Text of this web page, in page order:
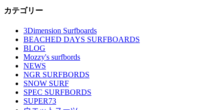
カテゴリー
3Dimension Surfboards
BEACHED DAYS SURFBOARDS
BLOG
Mozzy's surfbords
NEWS
NGR SURFBORDS
SNOW SURF
SPEC SURFBORDS
SUPER73